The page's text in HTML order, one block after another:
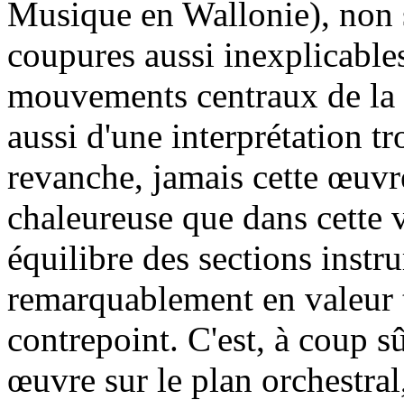
Musique en Wallonie), non
coupures aussi
mouvements centraux de la
aussi d'une interprétation
revanche, jamais cette
chaleureuse que dans
équilibre des sections
remarquablement en
contrepoint. C'est, à coup
œuvre sur le plan